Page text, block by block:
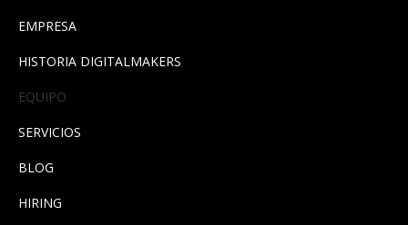
EMPRESA
HISTORIA DIGITALMAKERS
EQUIPO
SERVICIOS
BLOG
HIRING